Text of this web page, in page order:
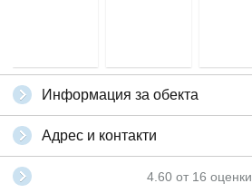
Информация за обекта
Адрес и контакти
4.60 от 16 оценки